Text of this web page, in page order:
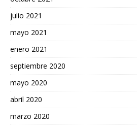
julio 2021
mayo 2021
enero 2021
septiembre 2020
mayo 2020
abril 2020
marzo 2020